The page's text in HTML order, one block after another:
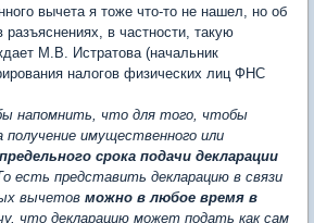
вычета я тоже что-то не нашел, но об
в частности, такую
М.В. Истратова (начальник
налогов физических лиц ФНС
напомнить, что для того, чтобы
получение имущественного или
предельного срока подачи декларации
есть представить декларацию в связи
вычетов можно в любое время в
что декларацию может подать как сам